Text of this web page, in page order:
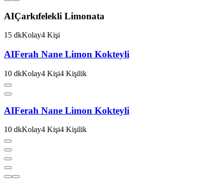
AIÇarkıfelekli Limonata
15 dkKolay4 Kişi
AIFerah Nane Limon Kokteyli
10 dkKolay4 Kişi4 Kişilik
AIFerah Nane Limon Kokteyli
10 dkKolay4 Kişi4 Kişilik